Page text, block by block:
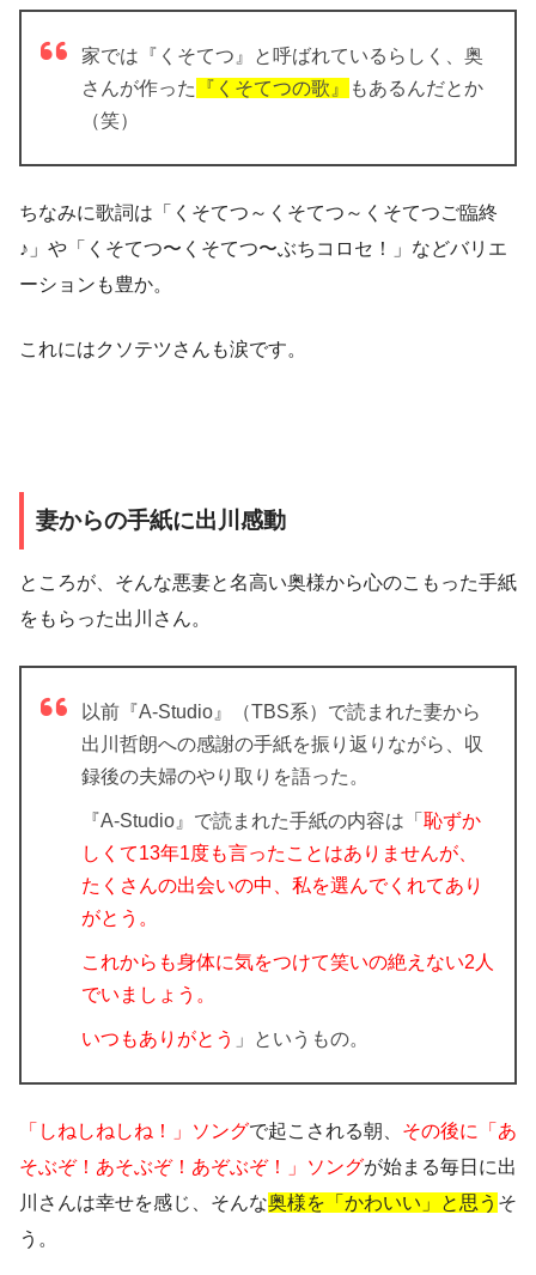
家では『 くそてつ 』と呼ばれているらしく、奥
さんが作った
『 くそてつの歌 』
もあるんだとか
（笑）
ちなみに歌詞は「 くそてつ～くそてつ～くそてつご臨終
♪ 」や 「くそてつ〜くそてつ〜ぶちコロセ！」 などバリエ
ーションも豊か。
これにはクソテツさんも涙です。
妻からの手紙に出川感動
ところが、そんな悪妻と名高い奥様から心のこもった手紙
をもらった出川さん。
以前『A-Studio』（TBS系）で読まれた妻から
出川哲朗への感謝の手紙を振り返りながら、収
録後の夫婦のやり取りを語った。
『A-Studio』で読まれた手紙の内容は「 恥ずか
しくて13年1度も言ったことはありませんが、
たくさんの出会いの中、私を選んでくれてあり
がとう。
これからも身体に気をつけて笑いの絶えない2人
でいましょう。
いつもありがとう 」というもの。
「しねしねしね！」ソングで起こされる朝、 その後に「あ
そぶぞ！あそぶぞ！あぞぶぞ！」ソングが始まる毎日に出
川さんは幸せを感じ、そんな奥様を「かわいい」と思う そ
う。